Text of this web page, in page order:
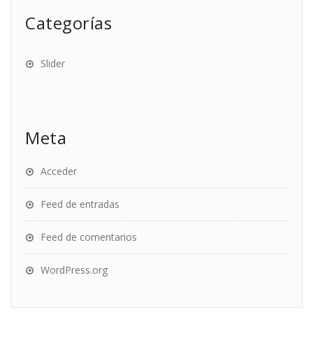
Categorías
Slider
Meta
Acceder
Feed de entradas
Feed de comentarios
WordPress.org